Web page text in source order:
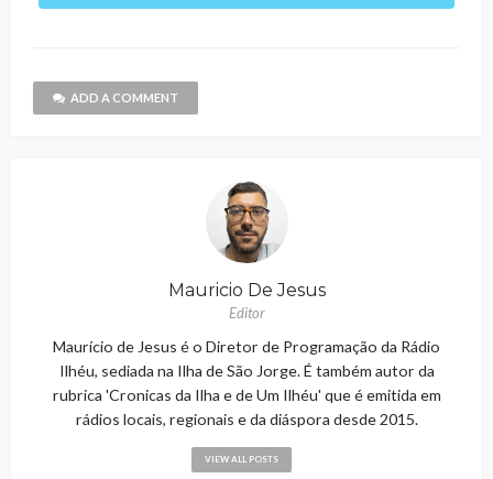
ADD A COMMENT
Mauricio De Jesus
Editor
Maurício de Jesus é o Diretor de Programação da Rádio
Ilhéu, sediada na Ilha de São Jorge. É também autor da
rubrica 'Cronicas da Ilha e de Um Ilhéu' que é emitida em
rádios locais, regionais e da diáspora desde 2015.
VIEW ALL POSTS